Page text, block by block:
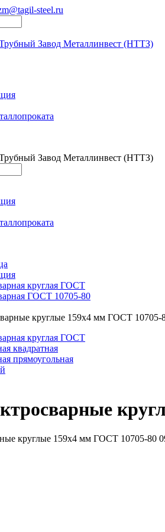
steel.ru
круглая ГОСТ
ГОСТ 10705-80
круглые 159x4 мм ГОСТ 10705-
круглая ГОСТ
квадратная
прямоугольная